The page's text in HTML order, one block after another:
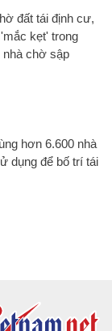
đất tái định cư,
kẹt' trong
nhà chờ sập
hơn 6.600 nhà
dụng để bố trí tái